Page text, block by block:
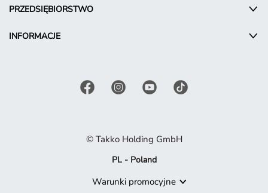
PRZEDSIĘBIORSTWO
INFORMACJE
© Takko Holding GmbH
PL - Poland
Warunki promocyjne